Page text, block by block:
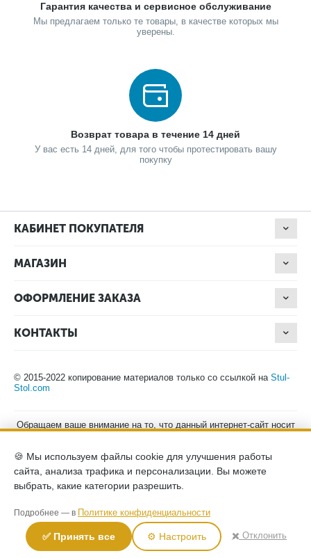
Гарантия качества и сервисное обслуживание
Мы предлагаем только те товары, в качестве которых мы
уверены.
Возврат товара в течение 14 дней
У вас есть 14 дней, для того чтобы протестировать вашу
покупку
КАБИНЕТ ПОКУПАТЕЛЯ
МАГАЗИН
ОФОРМЛЕНИЕ ЗАКАЗА
КОНТАКТЫ
© 2015-2022 копирование материалов только со ссылкой на Stul-
Stol.com
Обращаем ваше внимание на то, что данный интернет-сайт носит
положениями Статьи 437 (2) Гражданского кодекса Российской
Федерации. Для получения подробной информации о наличии и
стоимости указанных товаров, пожалуйста, обращайтесь к
менеджерам компании по телефону.
Политика конфиденциальности
данных согласие на обработку персональных данных
🍪 Мы используем файлы cookie для улучшения работы
сайта, анализа трафика и персонализации. Вы можете
выбрать, какие категории разрешить.
Подробнее — в Политике конфиденциальности
✅ Принять все ⚙️ Настроить ✖️ Отклонить